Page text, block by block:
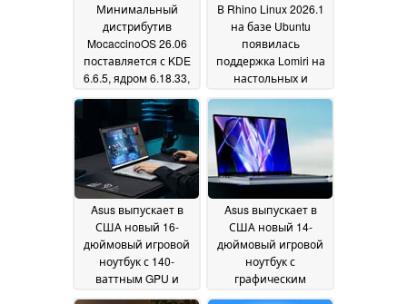
Минимальный
дистрибутив
MocaccinoOS 26.06
поставляется с KDE
6.6.5, ядром 6.18.33,
03 June 2026
В Rhino Linux 2026.1
на базе Ubuntu
появилась
поддержка Lomiri на
настольных и
компьютерах
2026
Asus выпускает в
США новый 16-
дюймовый игровой
ноутбук с 140-
ваттным GPU и
Asus выпускает в
США новый 14-
дюймовый игровой
ноутбук с
графическим